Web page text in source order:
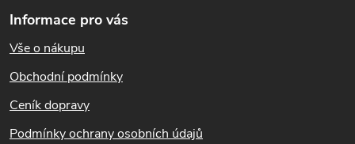
á
p
a
Informace pro vás
Vše o nákupu
Obchodní podmínky
Ceník dopravy
Podmínky ochrany osobních údajů